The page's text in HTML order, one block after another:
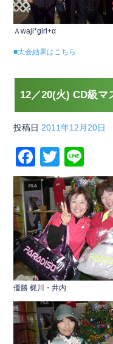
Ａwaji*girl+α
■大会結果はこちら
12／20(火) CD級マ
投稿日 2011年12月20日
F
a
c
e
b
o
o
k
T
wi
tt
er
n
e
優勝 梶川・井内